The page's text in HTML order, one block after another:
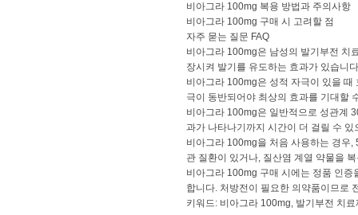
비아그라 100mg 복용 방법과 주의사항
비아그라 100mg 구매 시 고려할 점
자주 묻는 질문 FAQ
비아그라 100mg은 남성의 발기부전 치
장시켜 발기를 유도하는 효과가 있습니
비아그라 100mg은 성적 자극이 있을
극이 동반되어야 최상의 효과를 기대할
비아그라 100mg은 일반적으로 성관계
과가 나타나기까지 시간이 더 걸릴 수
비아그라 100mg을 처음 사용하는 경우
관 질환이 있거나, 질산염 계열 약물을
비아그라 100mg 구매 시에는 정품 인
합니다. 처방전이 필요한 의약품이므로
키워드: 비아그라 100mg, 발기부전 치